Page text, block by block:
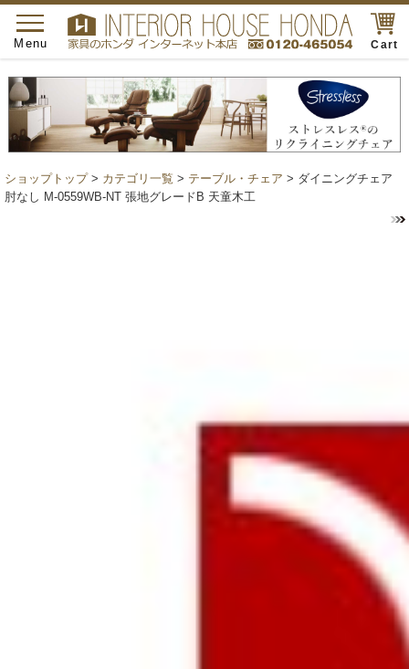
Cart
toggle
navigation
Menu
ショップトップ> カテゴリ一覧 > テーブル・チェア > ダイニングチェア
肘なし M-0559WB-NT 張地グレードB 天童木工